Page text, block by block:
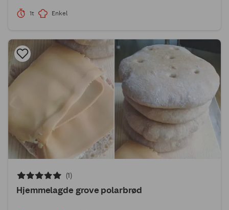
1t Enkel
(1)
Hjemmelagde grove polarbrød